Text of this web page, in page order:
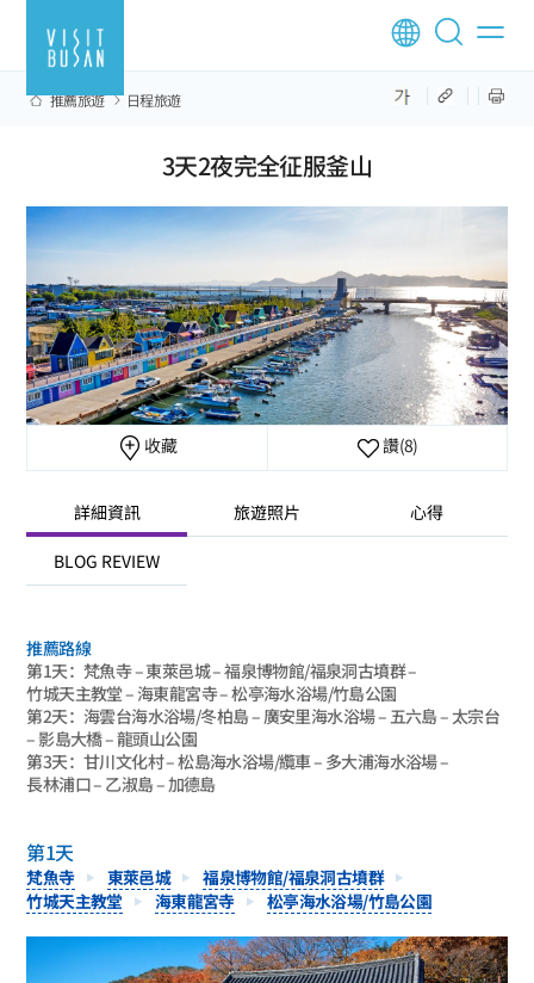
推薦旅遊 日程旅遊
3天2夜完全征服釜山
收藏 讚(8)
詳細資訊 旅遊照片 心得
BLOG REVIEW
推薦路線
第1天：梵魚寺 – 東萊邑城 – 福泉博物館/福泉洞古墳群 –
竹城天主教堂 – 海東龍宮寺 – 松亭海水浴場/竹島公園
第2天：海雲台海水浴場/冬柏島 – 廣安里海水浴場 – 五六島 – 太宗台
– 影島大橋 – 龍頭山公園
第3天：甘川文化村 – 松島海水浴場/纜車 – 多大浦海水浴場 –
長林浦口 – 乙淑島 – 加德島
第1天
梵魚寺 東萊邑城
福泉博物館/福泉洞古墳群
竹城天主教堂
海東龍宮寺 松亭海水浴場/竹島公園